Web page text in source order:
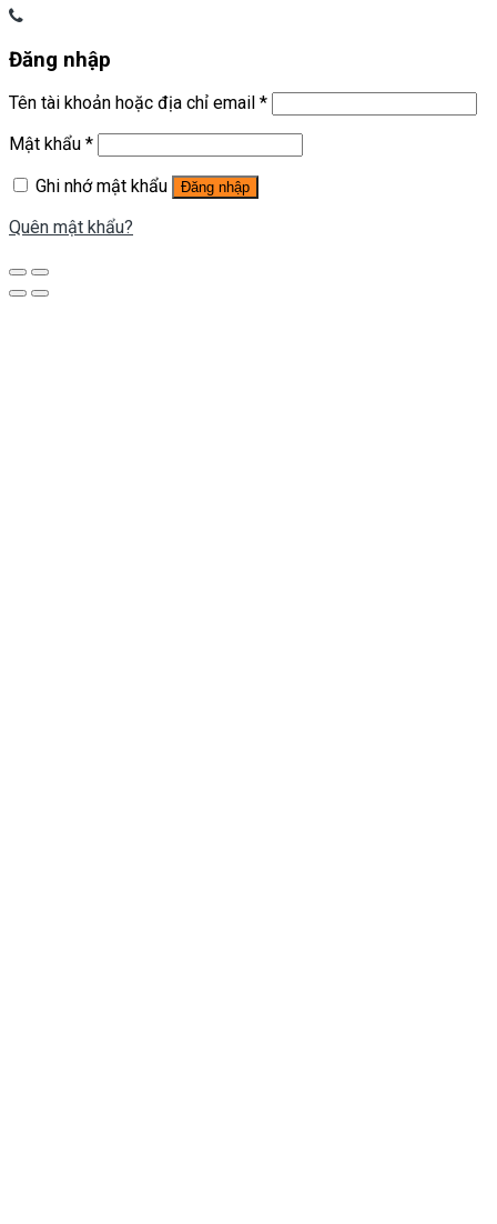
Đăng nhập
Tên tài khoản hoặc địa chỉ email *
Mật khẩu *
Ghi nhớ mật khẩu
Đăng nhập
Quên mật khẩu?